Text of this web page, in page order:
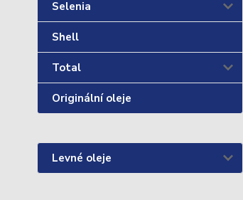
Selenia
Shell
Total
Originální oleje
Levné oleje